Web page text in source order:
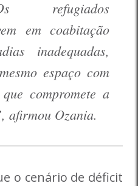
refugiados
em coabitação
inadequadas,
espaço com
compromete a
afirmou Ozania.
o cenário de déficit